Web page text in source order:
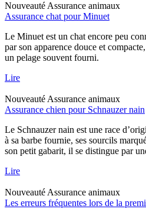
Nouveauté Assurance animaux
Assurance chat pour Minuet
Le Minuet est un chat encore peu
par son apparence douce et
un pelage souvent fourni.
Lire
Nouveauté Assurance animaux
Assurance chien pour Schnauzer nain
Le Schnauzer nain est une race
à sa barbe fournie, ses sourcils
son petit gabarit, il se distingue par
Lire
Nouveauté Assurance animaux
Les erreurs fréquentes lors de la